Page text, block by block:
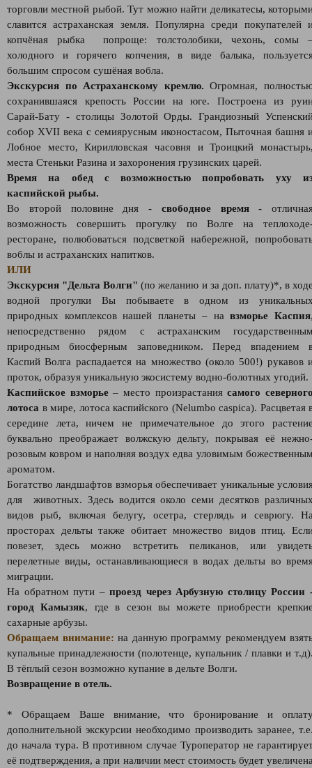
торговли местной рыбой. Тут можно найти деликатесы,
славится астраханская земля. Популярна среди покупателей
копчёная рыбка попроще: толстолобики, чехонь, сомы
холодного и горячего копчения, в виде балыка,
большим спросом сушёная вобла.
Экскурсия по Астраханскому кремлю. Огромная,
сохранившаяся крепость России на юге. Построена из
Сарай-Бату - столицы Золотой Орды. Грандиозный
собор XVII века с семиярусным иконостасом, Пыточная башня
Лобное место, Кирилловская часовня и Троицкий
места Стеньки Разина и захоронения грузинских царей.
Время на обед с возможностью попробовать уху
каспийской рыбы.
Во второй половине дня - свободное время-
возможность совершить прогулку по Волге на
ресторане, полюбоваться подсветкой набережной,
воблы и астраханских напитков.
ИЛИ
Экскурсия "Дельта Волги" (по желанию и за доп. плату)*, в
водной прогулки Вы побываете в одном из
природных комплексов нашей планеты – навзморье Каспия
непосредственно рядом с астраханским
природным биосферным заповедником. Перед впадением
Каспий Волга распадается на множество (около 500!) рукавов
проток, образуя уникальную экосистему водно-болотных угодий.
Каспийское взморье– место произрастаниясамого
лотоса в мире, лотоса каспийского (Nelumbo caspica). Расцветая
середине лета, ничем не примечательное до этого
буквально преображает волжскую дельту, покрывая её
розовым ковром и наполняя воздух едва уловимым
ароматом.
Богатство ландшафтов взморья обеспечивает уникальные
для животных. Здесь водится около семи десятков
видов рыб, включая белугу, осетра, стерлядь и севрюгу.
просторах дельты также обитает множество видов птиц.
повезет, здесь можно встретить пеликанов, или
перелетные виды, останавливающиеся в водах дельты во
миграции.
На обратном пути –проезд через Арбузную столицу России
город Камызяк, где в сезон вы можете приобрести
сахарные арбузы.
Обращаем внимание: на данную программу рекомендуем
купальные принадлежности (полотенце, купальник / плавки и
В тёплый сезон возможно купание в дельте Волги.
Возвращение в отель.
* Обращаем Ваше внимание, что бронирование и
дополнительной экскурсии необходимо производить заранее,
до начала тура. В противном случае Туроператор не
её подтверждения, а при наличии мест стоимость будет